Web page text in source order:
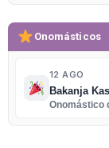
Onomásticos
12 AGO
Bakanja
Onomástico